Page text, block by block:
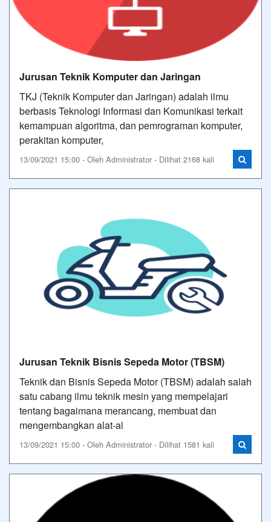
Jurusan Teknik Komputer dan Jaringan
TKJ (Teknik Komputer dan Jaringan) adalah ilmu
berbasis Teknologi Informasi dan Komunikasi terkait
kemampuan algoritma, dan pemrograman komputer,
perakitan komputer,
13/09/2021 15:00 - Oleh Administrator - Dilihat 2168 kali
Jurusan Teknik Bisnis Sepeda Motor (TBSM)
Teknik dan Bisnis Sepeda Motor (TBSM) adalah salah
satu cabang ilmu teknik mesin yang mempelajari
tentang bagaimana merancang, membuat dan
mengembangkan alat-al
13/09/2021 15:00 - Oleh Administrator - Dilihat 1581 kali